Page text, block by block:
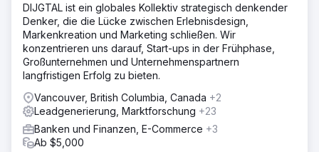
Lösung
GroupFractal implementierte gezielte Google Ads-
Kampagnen und optimierte Landingpages, um die
Akquisitionskosten zu senken und die Lead-Generierung
zu steigern. Wir führten eine eingehende Keyword-
Recherche durch, erstellten überzeugende
Anzeigentexte und nutzten A/B-Tests, um die Elemente
der Landingpage für bessere Konversionsraten zu
verfeinern.
Ergebnis
DIJGTAL ist ein globales Kollektiv strategisch denkender
Denker, die die Lücke zwischen Erlebnisdesign,
Markenkreation und Marketing schließen. Wir
konzentrieren uns darauf, Start-ups in der Frühphase,
Großunternehmen und Unternehmenspartnern
langfristigen Erfolg zu bieten.
Vancouver, British Columbia, Canada +2
Leadgenerierung, Marktforschung +23
Banken und Finanzen, E-Commerce +3
Ab $5,000